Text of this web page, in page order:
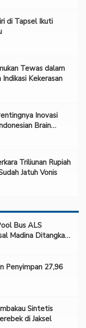
di Tapsel Ikuti
Tewas dalam
Kekerasan
Inovasi
Brain
Jakarta”
Triliunan Rupiah
Jatuh Vonis
Bus ALS
Madina Ditangkap
Penyimpan 27,96
Sintetis
di Jaksel